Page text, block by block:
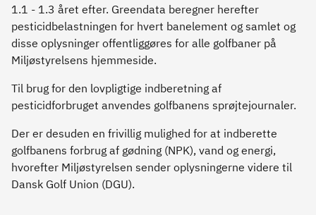
1.1 - 1.3 året efter. Greendata beregner herefter
pesticidbelastningen for hvert banelement og samlet og
disse oplysninger offentliggøres for alle golfbaner på
Miljøstyrelsens hjemmeside.
Til brug for den lovpligtige indberetning af
pesticidforbruget anvendes golfbanens sprøjtejournaler.
Der er desuden en frivillig mulighed for at indberette
golfbanens forbrug af gødning (NPK), vand og energi,
hvorefter Miljøstyrelsen sender oplysningerne videre til
Dansk Golf Union (DGU).